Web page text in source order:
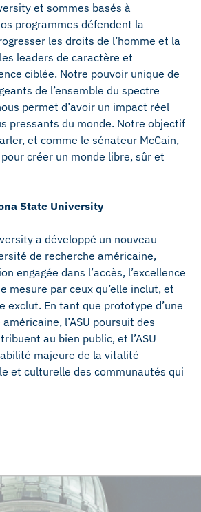
et sommes basés à
programmes défendent la
les droits de l’homme et la
leaders de caractère et
ciblée. Notre pouvoir unique de
de l’ensemble du spectre
permet d’avoir un impact réel
pressants du monde. Notre objectif
et comme le sénateur McCain,
créer un monde libre, sûr et
State University
a développé un nouveau
de recherche américaine,
engagée dans l’accès, l’excellence
mesure par ceux qu’elle inclut, et
exclut. En tant que prototype d’une
l’ASU poursuit des
au bien public, et l’ASU
majeure de la vitalité
et culturelle des communautés qui